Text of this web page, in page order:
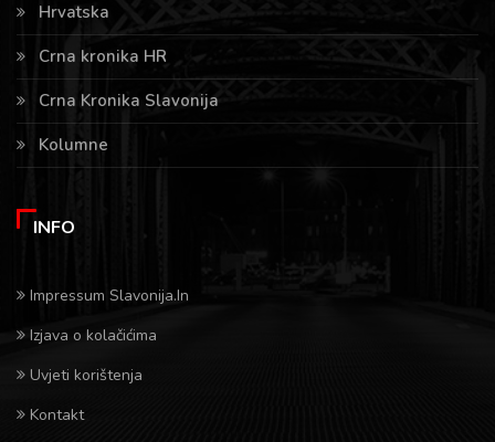
Hrvatska
Crna kronika HR
Crna Kronika Slavonija
Kolumne
INFO
Impressum Slavonija.In
Izjava o kolačićima
Uvjeti korištenja
Kontakt